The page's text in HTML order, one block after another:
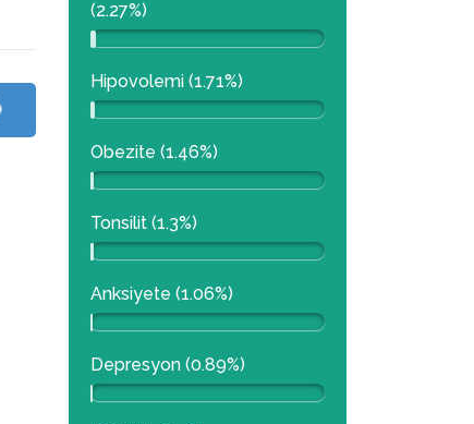
(2.27%)
Hipovolemi (1.71%)
Obezite (1.46%)
Tonsilit (1.3%)
Anksiyete (1.06%)
Depresyon (0.89%)